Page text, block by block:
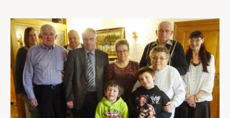
Assistance en vie privée
Développement professionnel
Devenir Membre